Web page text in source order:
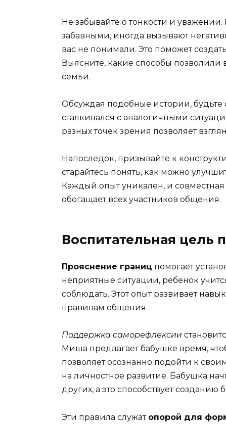
Не забывайте о тонкости и
забавными, иногда вызывают
вас не понимали. Это поможет
Выясните, какие способы
семьи.
Обсуждая подобные истории,
сталкивался с аналогичными
разных точек зрения позволяет
Напоследок, призывайте к
старайтесь понять, как можно
Каждый опыт уникален, и
обогащает всех участников общения.
Воспитательная цель
Прояснение границ помогает
неприятные ситуации, ребенок
соблюдать. Этот опыт развивает
правилам общения.
Поддержка саморефлексии
Миша предлагает бабушке время,
позволяет осознанно подойти к
на личностное развитие. Бабушка
других, а это способствует
Эти правила служат опорой для